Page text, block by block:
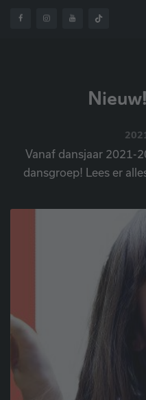
HOME OVER ONS
Vanaf dansjaar 2021-
dansgroep! Lees er